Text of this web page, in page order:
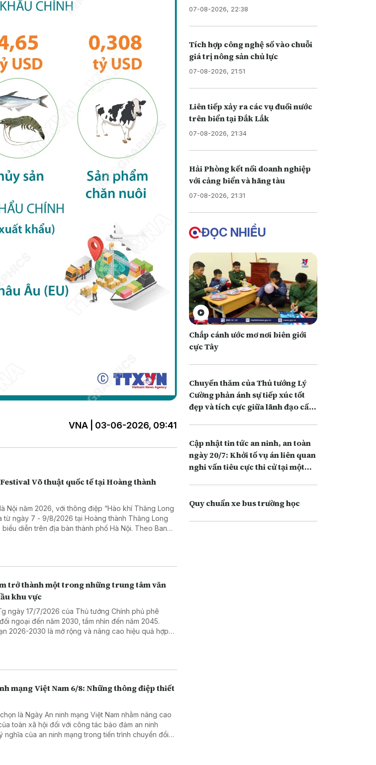
VNA | 03-06-2026, 09:41
Võ thuật quốc tế tại Hoàng thành
Nội năm 2026, với thông điệp “Hào khí Thăng Long
từ ngày 7 - 9/8/2026 tại Hoàng thành Thăng Long
diễn trên địa bàn thành phố Hà Nội. Theo Ban
tiếp cận trên 100.000 lượt theo dõi thông qua các
trở thành một trong những trung tâm văn
khu vực
ngày 17/7/2026 của Thủ tướng Chính phủ phê
ngoại đến năm 2030, tầm nhìn đến năm 2045.
2026-2030 là mở rộng và nâng cao hiệu quả hợp
thế mạnh (điện ảnh, nghệ thuật biểu diễn, du lịch
mạng Việt Nam 6/8: Những thông điệp thiết
là Ngày An ninh mạng Việt Nam nhằm nâng cao
toàn xã hội đối với công tác bảo đảm an ninh
nghĩa của an ninh mạng trong tiến trình chuyển đổi
07-08-2026, 22:38
Tích hợp công nghệ số vào chuỗi
giá trị nông sản chủ lực
07-08-2026, 21:51
Liên tiếp xảy ra các vụ đuối nước
trên biển tại Đắk Lắk
07-08-2026, 21:34
Hải Phòng kết nối doanh nghiệp
với cảng biển và hãng tàu
07-08-2026, 21:31
ĐỌC NHIỀU
Chắp cánh ước mơ nơi biên giới
cực Tây
Chuyến thăm của Thủ tướng Lý
Cường phản ánh sự tiếp xúc tốt
đẹp và tích cực giữa lãnh đạo cấp
Cập nhật tin tức an ninh, an toàn
ngày 20/7: Khởi tố vụ án liên quan
nghi vấn tiêu cực thi cử tại một
Quy chuẩn xe bus trường học